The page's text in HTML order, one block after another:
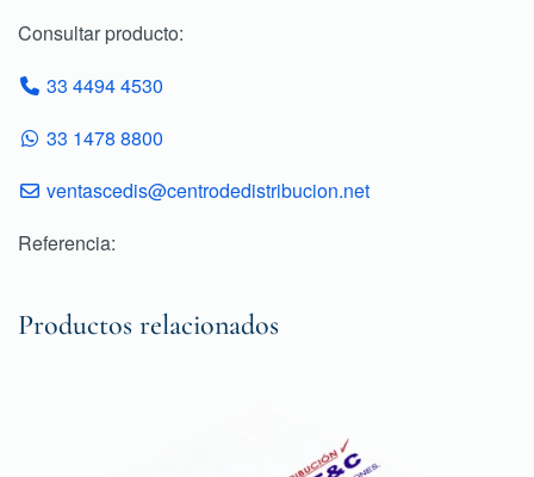
Consultar producto:
33 4494 4530
33 1478 8800
ventascedis@centrodedistribucion.net
Referencia:
Productos relacionados